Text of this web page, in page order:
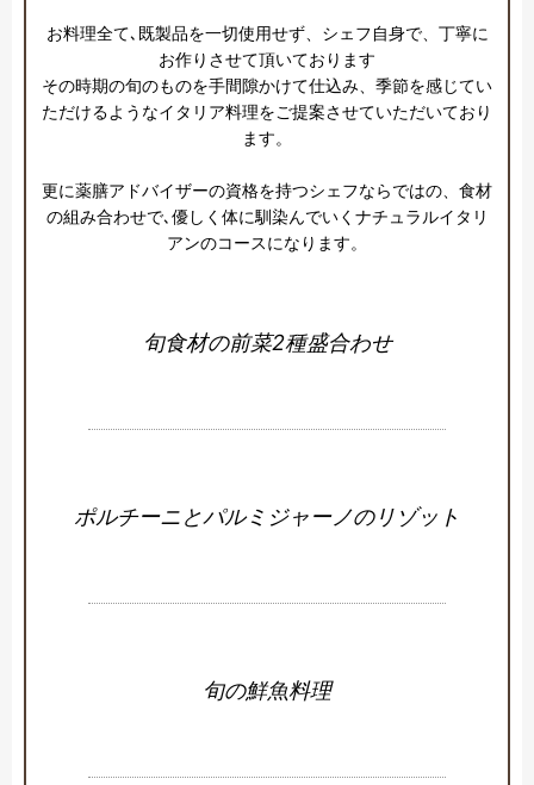
お料理全て､既製品を一切使用せず、シェフ自身で、丁寧に
お作りさせて頂いております
その時期の旬のものを手間隙かけて仕込み、季節を感じてい
ただけるようなイタリア料理をご提案させていただいており
ます。
更に薬膳アドバイザーの資格を持つシェフならではの、食材
の組み合わせで､優しく体に馴染んでいくナチュラルイタリ
アンのコースになります。
旬食材の前菜2種盛合わせ
ポルチーニとパルミジャーノのリゾット
旬の鮮魚料理